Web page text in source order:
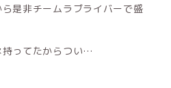
是非チームラブライバーで盛
持ってたからつい…